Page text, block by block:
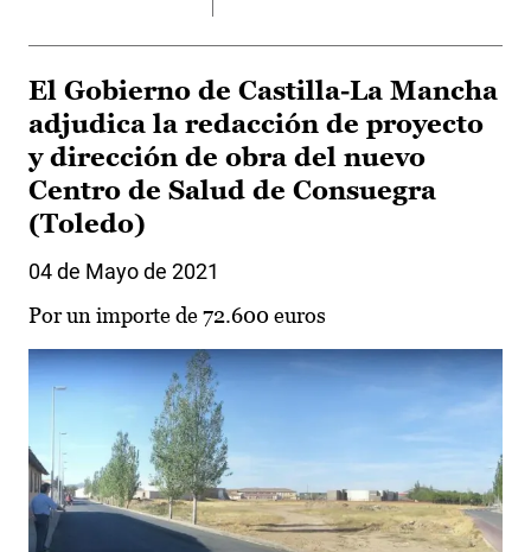
El Gobierno de Castilla-La Mancha
adjudica la redacción de proyecto
y dirección de obra del nuevo
Centro de Salud de Consuegra
(Toledo)
04 de Mayo de 2021
Por un importe de 72.600 euros